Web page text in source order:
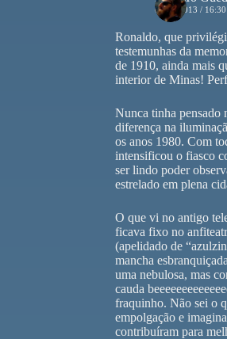
04/12/2013 / 16:30
Ronaldo, que
testemunhas da
de 1910, ainda mais
interior de Minas!
Nunca tinha pensado
diferença na
os anos 1980. Com
intensificou o fiasco
ser lindo poder
estrelado em plena
O que vi no antigo
ficava fixo no
(apelidado de
mancha
uma nebulosa, mas
cauda
fraquinho. Não sei o
empolgação e
contribuíram para